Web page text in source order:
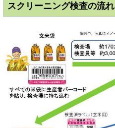
スクリーニング検査の流れ